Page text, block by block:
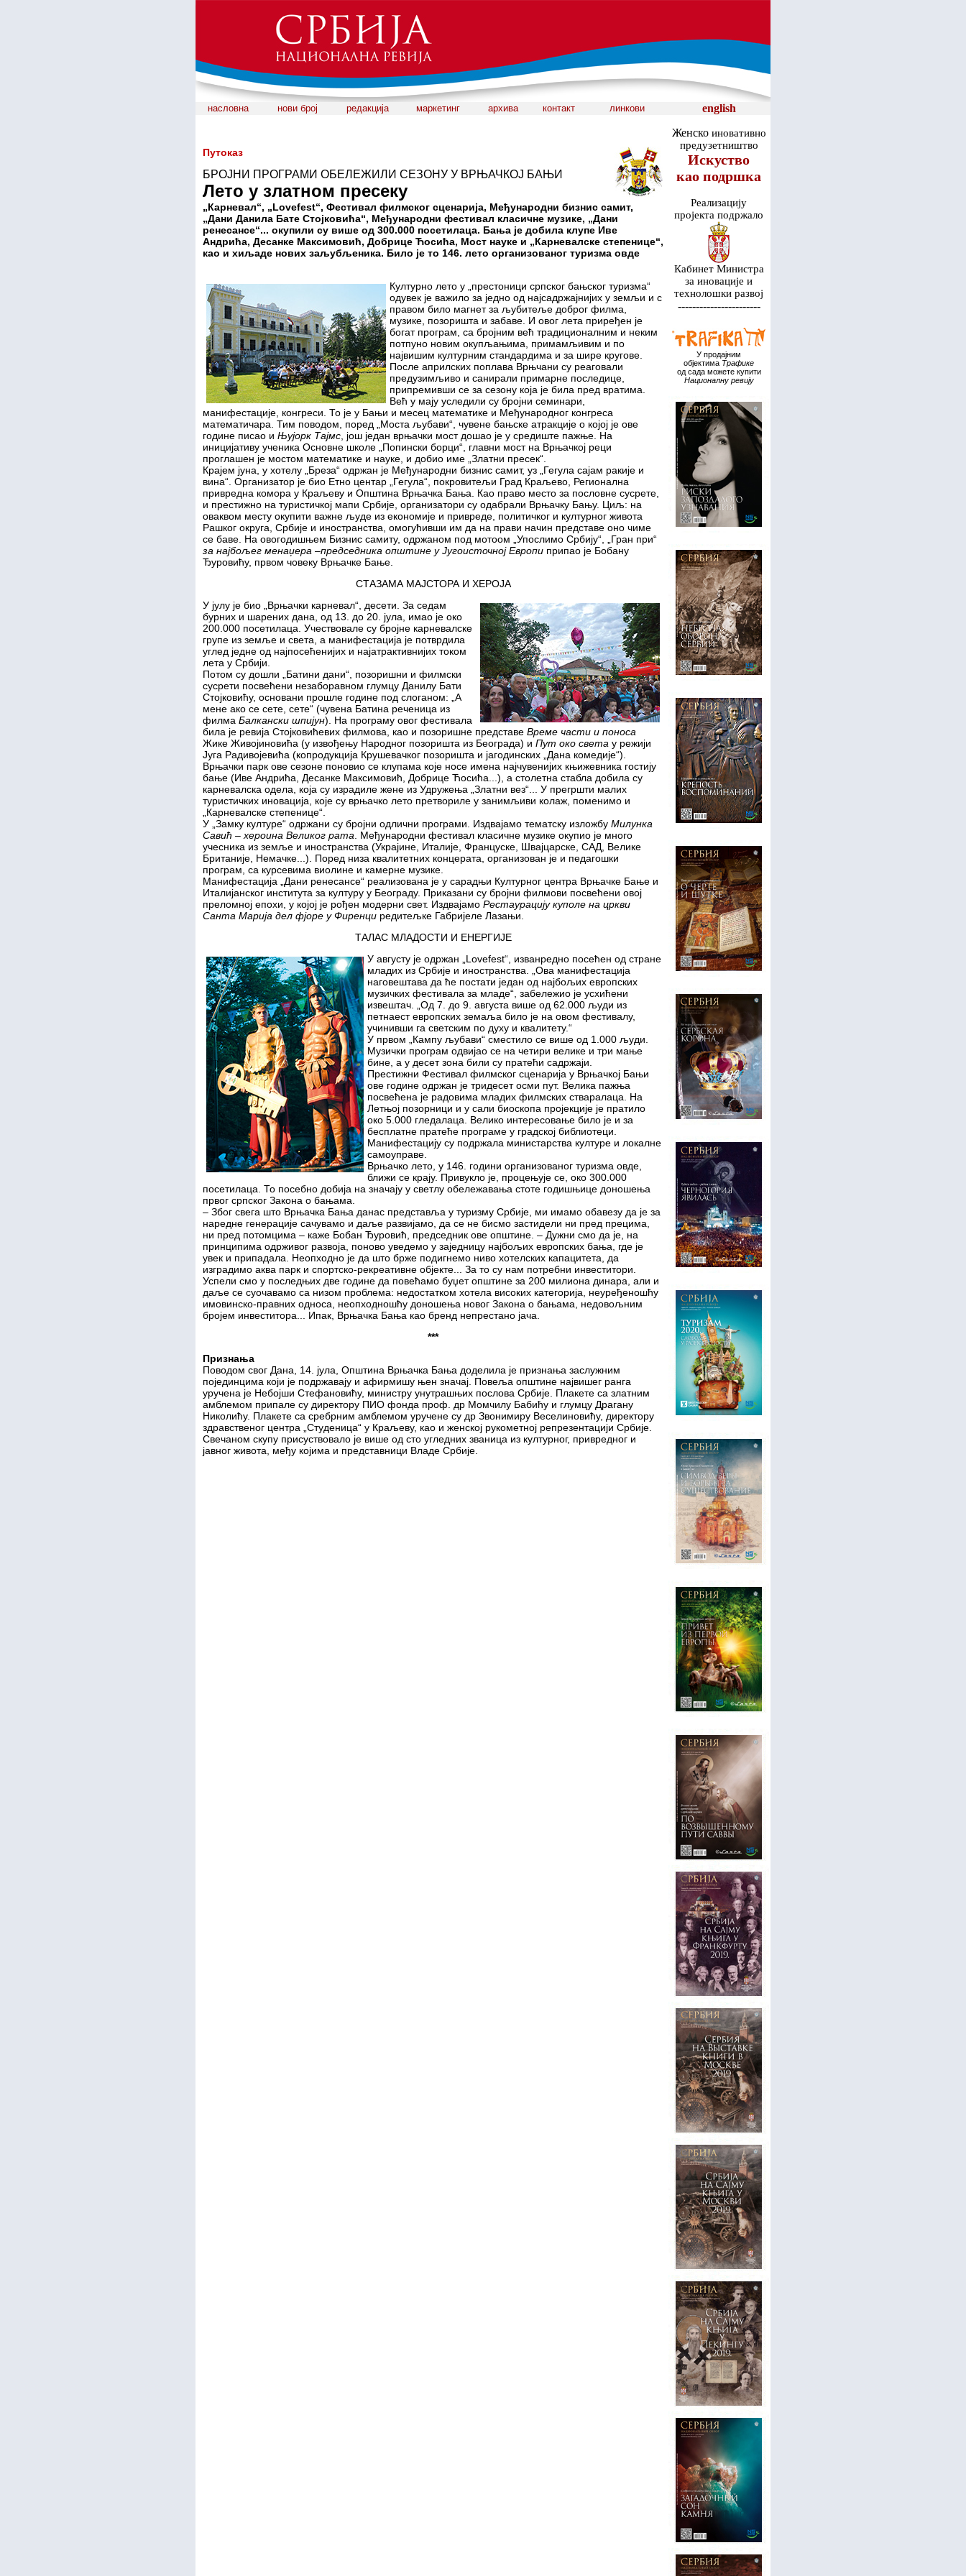
насловна нови број редакција маркетинг архива контакт линкови english
Путоказ
БРОЈНИ ПРОГРАМИ ОБЕЛЕЖИЛИ СЕЗОНУ У ВРЊАЧКОЈ БАЊИ
Лето у златном пресеку
„Карневал“, „Lovefest“, Фестивал филмског сценарија, Међународни бизнис самит,
„Дани Данила Бате Стојковића“, Међународни фестивал класичне музике, „Дани
ренесансе“... окупили су више од 300.000 посетилаца. Бања је добила клупе Иве
Андрића, Десанке Максимовић, Добрице Ћосића, Мост науке и „Карневалске степенице“,
као и хиљаде нових заљубљеника. Било је то 146. лето организованог туризма овде
Културно лето у „престоници српског бањског туризма“
одувек је важило за једно од најсадржајнијих у земљи и с
правом било магнет за љубитеље доброг филма,
музике, позоришта и забаве. И овог лета приређен је
богат програм, са бројним већ традиционалним и неким
потпуно новим окупљањима, примамљивим и по
највишим културним стандардима и за шире кругове.
После априлских поплава Врњчани су реаговали
предузимљиво и санирали примарне последице,
припремивши се за сезону која је била пред вратима.
Већ у мају уследили су бројни семинари,
манифестације, конгреси. То је у Бањи и месец математике и Међународног конгреса
математичара. Тим поводом, поред „Моста љубави“, чувене бањске атракције о којој је ове
године писао и Њујорк Тајмс , још један врњачки мост дошао је у средиште пажње. На
иницијативу ученика Основне школе „Попински борци“, главни мост на Врњачкој реци
проглашен је мостом математике и науке, и добио име „Златни пресек“.
Крајем јуна, у хотелу „Бреза“ одржан је Међународни бизнис самит, уз „Гегула сајам ракије и
вина“. Организатор је био Етно центар „Гегула“, покровитељи Град Краљево, Регионална
привредна комора у Краљеву и Општина Врњачка Бања. Као право место за пословне сусрете,
и престижно на туристичкој мапи Србије, организатори су одабрали Врњачку Бању. Циљ: на
оваквом месту окупити важне људе из економије и привреде, политичког и културног живота
Рашког округа, Србије и иностранства, омогућивши им да на прави начин представе оно чиме
се баве. На овогодишњем Бизнис самиту, одржаном под мотоом „Упослимо Србију“, „Гран при“
за најбољег менаџера –председника општине у Југоисточној Европи припао је Бобану
Ђуровићу, првом човеку Врњачке Бање.
СТАЗАМА МАЈСТОРА И ХЕРОЈА
У јулу је био „Врњачки карневал“, десети. За седам
бурних и шарених дана, од 13. до 20. јула, имао је око
200.000 посетилаца. Учествовале су бројне карневалске
групе из земље и света, а манифестација је потврдила
углед једне од најпосећенијих и најатрактивнијих током
лета у Србији.
Потом су дошли „Батини дани“, позоришни и филмски
сусрети посвећени незаборавном глумцу Данилу Бати
Стојковићу, основани прошле године под слоганом: „А
мене ако се сете, сете“ (чувена Батина реченица из
филма Балкански шпијун). На програму овог фестивала
била је ревија Стојковићевих филмова, као и позоришне представе Време части и поноса
Жике Живојиновића (у извођењу Народног позоришта из Београда) и Пут око света у режији
Југа Радивојевића (копродукција Крушевачког позоришта и јагодинских „Дана комедије“).
Врњачки парк ове сезоне поновио се клупама које носе имена најчувенијих књижевника гостију
бање (Иве Андрића, Десанке Максимовић, Добрице Ћосића...), а столетна стабла добила су
карневалска одела, која су израдиле жене из Удружења „Златни вез“... У прегршти малих
туристичких иновација, које су врњачко лето претвориле у занимљиви колаж, поменимо и
„Карневалске степенице“.
У „Замку културе“ одржани су бројни одлични програми. Издвајамо тематску изложбу Милунка
Савић – хероина Великог рата . Међународни фестивал класичне музике окупио је много
учесника из земље и иностранства (Украјине, Италије, Француске, Швајцарске, САД, Велике
Британије, Немачке...). Поред низа квалитетних концерата, организован је и педагошки
програм, са курсевима виолине и камерне музике.
Манифестација „Дани ренесансе“ реализована је у сарадњи Културног центра Врњачке Бање и
Италијанског института за културу у Београду. Приказани су бројни филмови посвећени овој
преломној епохи, у којој је рођен модерни свет. Издвајамо Рестаурацију куполе на цркви
Санта Марија дел фјоре у Фиренци редитељке Габријеле Лазањи.
ТАЛАС МЛАДОСТИ И ЕНЕРГИЈЕ
У августу је одржан „Lovefest“, изванредно посећен од стране
младих из Србије и иностранства. „Ова манифестација
наговештава да ће постати један од најбољих европских
музичких фестивала за младе“, забележио је усхићени
извештач. „Од 7. до 9. августа више од 62.000 људи из
петнаест европских земаља било је на овом фестивалу,
учинивши га светским по духу и квалитету.“
У првом „Кампу љубави“ сместило се више од 1.000 људи.
Музички програм одвијао се на четири велике и три мање
бине, а у десет зона били су пратећи садржаји.
Престижни Фестивал филмског сценарија у Врњачкој Бањи
ове године одржан је тридесет осми пут. Велика пажња
посвећена је радовима младих филмских стваралаца. На
Летњој позорници и у сали биоскопа пројекције је пратило
око 5.000 гледалаца. Велико интересовање било је и за
бесплатне пратеће програме у градској библиотеци.
Манифестацију су подржала министарства културе и локалне
самоуправе.
Врњачко лето, у 146. години организованог туризма овде,
ближи се крају. Привукло је, процењује се, око 300.000
посетилаца. То посебно добија на значају у светлу обележавања стоте годишњице доношења
првог српског Закона о бањама.
– Због свега што Врњачка Бања данас представља у туризму Србије, ми имамо обавезу да је за
наредне генерације сачувамо и даље развијамо, да се не бисмо застидели ни пред прецима,
ни пред потомцима – каже Бобан Ђуровић, председник ове општине. – Дужни смо да је, на
принципима одрживог развоја, поново уведемо у заједницу најбољих европских бања, где је
увек и припадала. Неопходно је да што брже подигнемо ниво хотелских капацитета, да
изградимо аква парк и спортско-рекреативне објекте... За то су нам потребни инвеститори.
Успели смо у последњих две године да повећамо буџет општине за 200 милиона динара, али и
даље се суочавамо са низом проблема: недостатком хотела високих категорија, неуређеношћу
имовинско-правних односа, неопходношћу доношења новог Закона о бањама, недовољним
бројем инвеститора... Ипак, Врњачка Бања као бренд непрестано јача.
***
Признања
Поводом свог Дана, 14. јула, Општина Врњачка Бања доделила је признања заслужним
појединцима који је подржавају и афирмишу њен значај. Повеља општине највишег ранга
уручена је Небојши Стефановићу, министру унутрашњих послова Србије. Плакете са златним
амблемом припале су директору ПИО фонда проф. др Момчилу Бабићу и глумцу Драгану
Николићу. Плакете са сребрним амблемом уручене су др Звонимиру Веселиновићу, директору
здравственог центра „Студеница“ у Краљеву, као и женској рукометној репрезентацији Србије.
Свечаном скупу присуствовало је више од сто угледних званица из културног, привредног и
јавног живота, међу којима и представници Владе Србије.
Женскоиновативно
предузетништвo
Искуство
као подршка
Реализацију
пројекта подржало
Кабинет Министра
за иновације и
технолошки развој
-----------------------
У продајним
објектима Трафике
од сада можете купити
Националну ревију